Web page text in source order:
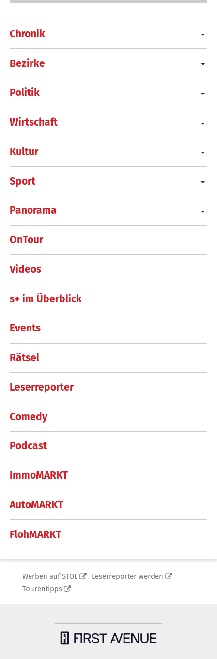
Chronik
Bezirke
Politik
Wirtschaft
Kultur
Sport
Panorama
OnTour
Videos
s+ im Überblick
Events
Rätsel
Leserreporter
Comedy
Podcast
ImmoMARKT
AutoMARKT
FlohMARKT
Werben auf STOL
Leserreporter werden
Tourentipps